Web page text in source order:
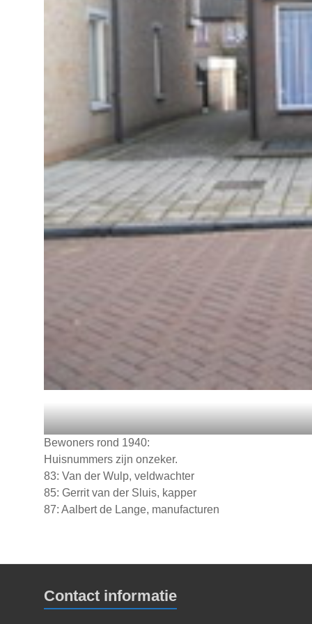
Bewoners rond 1940:
Huisnummers zijn onzeker.
83: Van der Wulp, veldwachter
85: Gerrit van der Sluis, kapper
87: Aalbert de Lange, manufacturen
Contact informatie